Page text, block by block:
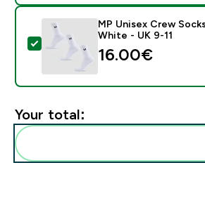
Select this product - MP
MP Unisex Crew
White - UK 9-11
16.00€‎
Your total: